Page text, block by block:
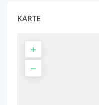
KARTE